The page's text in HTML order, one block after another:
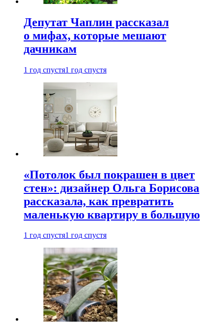
Депутат Чаплин рассказал
о мифах, которые мешают
дачникам
1 год спустя1 год спустя
«Потолок был покрашен в цвет
стен»: дизайнер Ольга Борисова
рассказала, как превратить
маленькую квартиру в большую
1 год спустя1 год спустя